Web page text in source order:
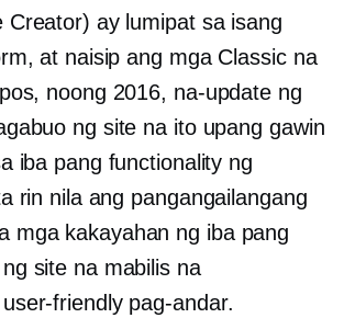
Creator) ay lumipat sa isang
at naisip ang mga Classic na
noong 2016, na-update ng
ng site na ito upang gawin
iba pang functionality ng
rin nila ang pangangailangang
mga kakayahan ng iba pang
site na mabilis na
user-friendlypag-andar.